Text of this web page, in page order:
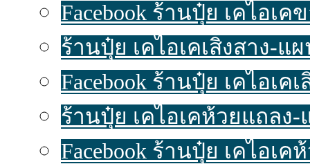
Facebook ร้านปุ๋ย เคไอเ
ร้านปุ๋ย เคไอเคเสิงสาง-แ
Facebook ร้านปุ๋ย เคไอเ
ร้านปุ๋ย เคไอเคห้วยแถลง
Facebook ร้านปุ๋ย เคไอ